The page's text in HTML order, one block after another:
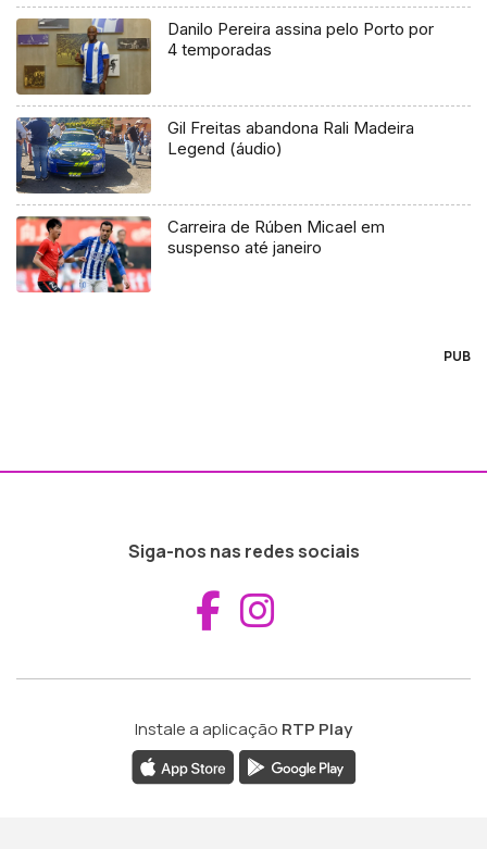
Danilo Pereira assina pelo Porto por
4 temporadas
Gil Freitas abandona Rali Madeira
Legend (áudio)
Carreira de Rúben Micael em
suspenso até janeiro
PUB
Siga-nos nas redes sociais
Aceder ao
Instale a aplicação RTP Play